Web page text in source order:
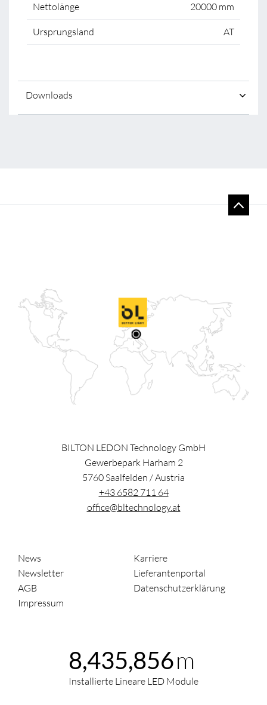
Nettolänge 20000 mm
Ursprungsland AT
Downloads
BILTON LEDON Technology GmbH
Gewerbepark Harham 2
5760Saalfelden /Austria
+43 6582 711 64
office@bltechnology.at
News
Karriere
Newsletter
Lieferantenportal
AGB
Datenschutzerklärung
Impressum
8,435,856m
Installierte Lineare LED Module